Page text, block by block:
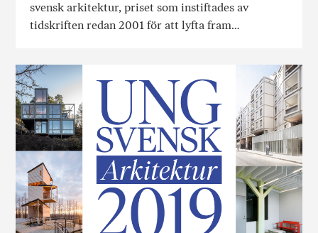
svensk arkitektur, priset som instiftades av
tidskriften redan 2001 för att lyfta fram…